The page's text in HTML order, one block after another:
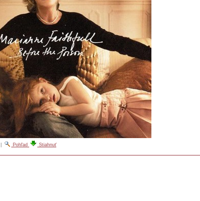
Pohľad Stiahnuť